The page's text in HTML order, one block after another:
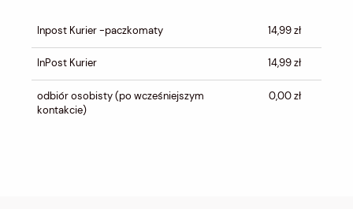
KOSZTÓW PŁATNOŚCI
Inpost Kurier -paczkomaty 14,99 zł
InPost Kurier 14,99 zł
odbiór osobisty(po wcześniejszym
kontakcie)
0,00 zł